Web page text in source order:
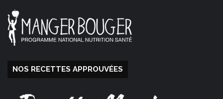
NOS RECETTES APPROUVÉES